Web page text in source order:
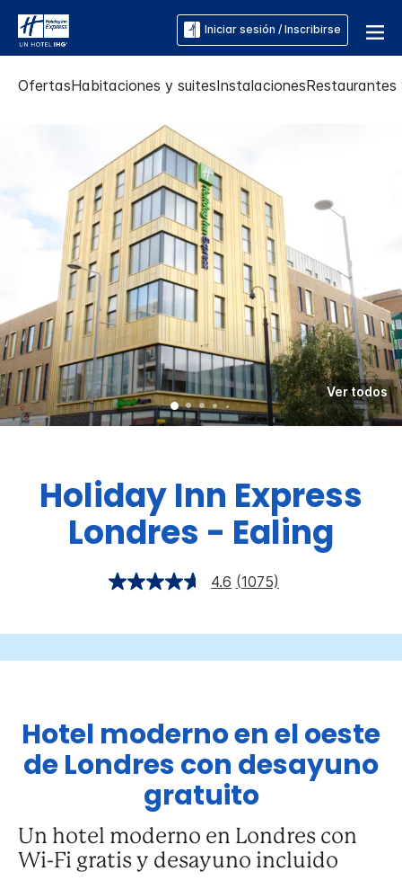
Iniciar sesión / Inscribirse
OfertasHabitaciones y suitesInstalacionesRestaurantes
Ver todos
Holiday Inn Express
Londres - Ealing
4.6 (1075)
Hotel moderno en el oeste
de Londres con desayuno
gratuito
Un hotel moderno en Londres con
Wi-Fi gratis y desayuno incluido